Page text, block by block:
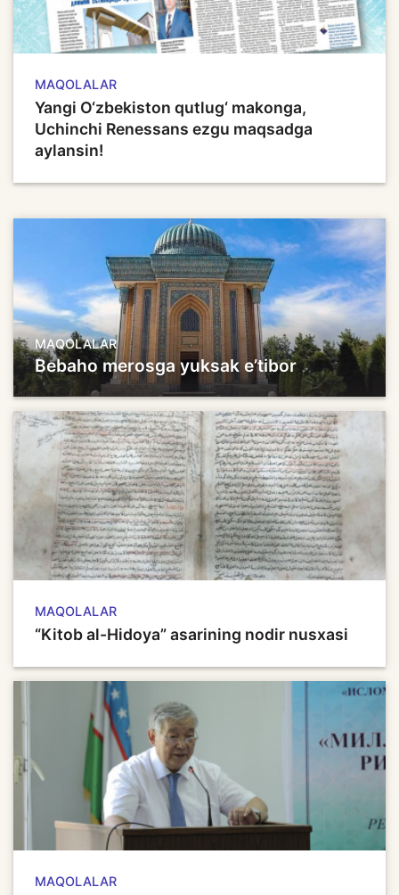
MAQOLALAR
Yangi O‘zbekiston qutlug‘ makonga,
Uchinchi Renessans ezgu maqsadga
aylansin!
MAQOLALAR
Bebaho merosga yuksak e’tibor
MAQOLALAR
“Kitob al-Hidoya” asarining nodir nusxasi
MAQOLALAR